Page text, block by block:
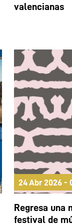
valencianas
24 Abr 2026 -
Regresa una
festival de